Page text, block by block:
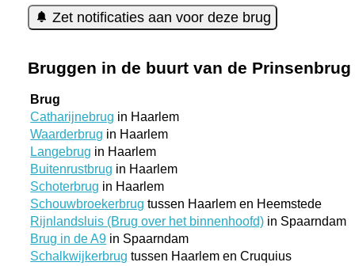
Zet notificaties aan voor deze brug
Bruggen in de buurt van de Prinsenbrug
Brug
Catharijnebrug in Haarlem
Waarderbrug in Haarlem
Langebrug in Haarlem
Buitenrustbrug in Haarlem
Schoterbrug in Haarlem
Schouwbroekerbrug tussen Haarlem en Heemstede
Rijnlandsluis (Brug over het binnenhoofd) in Spaarndam
Brug in de A9 in Spaarndam
Schalkwijkerbrug tussen Haarlem en Cruquius